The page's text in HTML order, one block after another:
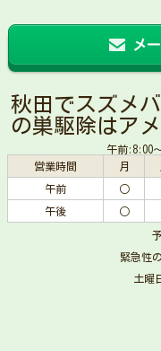
メ
秋田でスズメ
の巣駆除はア
午前:8:00
営業時間
月
午前 ○
午後 ○
緊急性
土曜